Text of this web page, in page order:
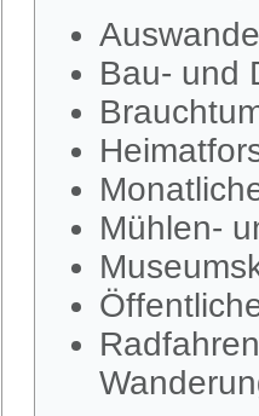
Bau- und
Mühlen-